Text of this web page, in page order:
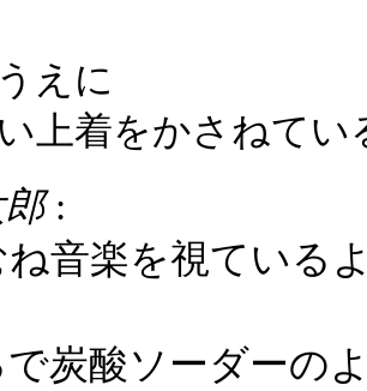
えに
上着をかさねてい
:
ね音楽を視ている
で炭酸ソーダーの